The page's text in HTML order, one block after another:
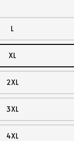
L
XL
2XL
3XL
4XL